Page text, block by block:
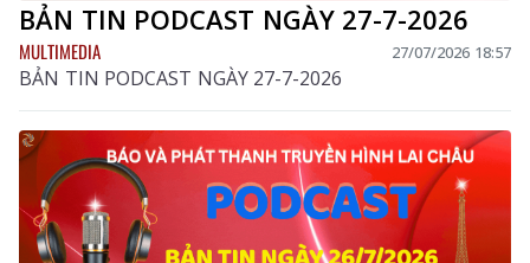
BẢN TIN PODCAST NGÀY 27-7-2026
MULTIMEDIA 27/07/2026 18:57
BẢN TIN PODCAST NGÀY 27-7-2026